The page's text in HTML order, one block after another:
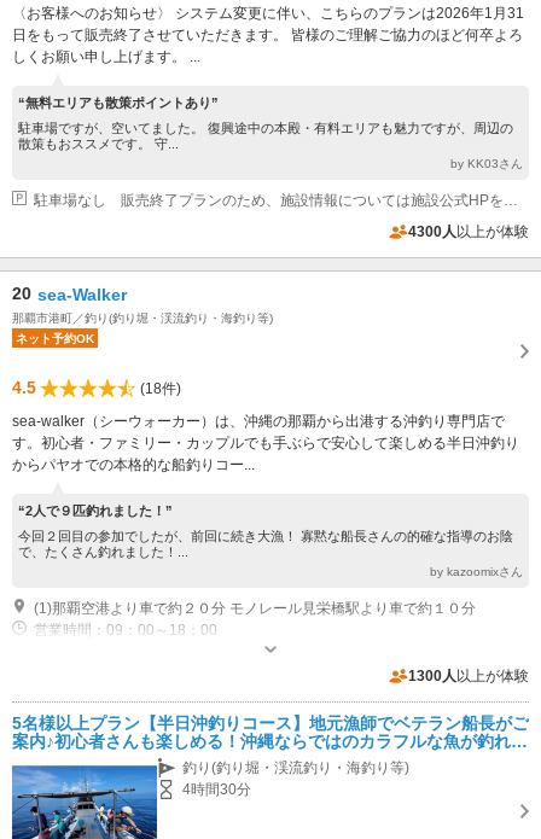
〈お客様へのお知らせ〉 システム変更に伴い、こちらのプランは2026年1月31
日をもって販売終了させていただきます。 皆様のご理解ご協力のほど何卒よろ
しくお願い申し上げます。 ...
“無料エリアも散策ポイントあり”
駐車場ですが、空いてました。 復興途中の本殿・有料エリアも魅力ですが、周辺の
散策もおススメです。 守...
by KK03さん
駐車場なし 販売終了プランのため、施設情報については施設公式HPをご参照ください。
4300人 以上が体験
20 sea-Walker
那覇市港町／釣り(釣り堀・渓流釣り・海釣り等)
ネット予約OK
4.5
(18件)
sea-walker（シーウォーカー）は、沖縄の那覇から出港する沖釣り専門店で
す。初心者・ファミリー・カップルでも手ぶらで安心して楽しめる半日沖釣り
からパヤオでの本格的な船釣りコー...
“2人で９匹釣れました！”
今回２回目の参加でしたが、前回に続き大漁！ 寡黙な船長さんの的確な指導のお陰
で、たくさん釣れました！...
by kazoomixさん
(1)那覇空港より車で約２０分 モノレール見栄橋駅より車で約１０分
営業時間：09：00～18：00
1300人 以上が体験
5名様以上プラン【半日沖釣りコース】地元漁師でベテラン船長がご
案内♪初心者さんも楽しめる！沖縄ならではのカラフルな魚が釣れま
釣り(釣り堀・渓流釣り・海釣り等)
4時間30分